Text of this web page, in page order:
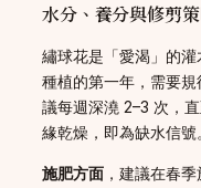
水分、養分與修剪
繡球花是「愛渴」的
種植的第一年，需要
議每週深澆 2–3 次，
緣乾燥，即為缺水信號
施肥方面 ，建議在春